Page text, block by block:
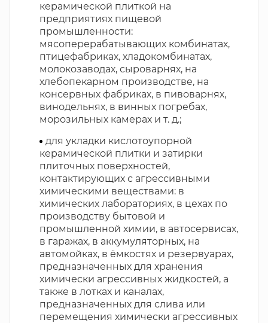
керамической плиткой на
предприятиях пищевой
промышленности:
мясоперерабатывающих комбинатах,
птицефабриках, хладокомбинатах,
молокозаводах, сыроварнях, на
хлебопекарном производстве, на
консервных фабриках, в пивоварнях,
винодельнях, в винных погребах,
морозильных камерах и т. д.;
для укладки кислотоупорной
керамической плитки и затирки
плиточных поверхностей,
контактирующих с агрессивными
химическими веществами: в
химических лабораториях, в цехах по
производству бытовой и
промышленной химии, в автосервисах,
в гаражах, в аккумуляторных, на
автомойках, в ёмкостях и резервуарах,
предназначенных для хранения
химически агрессивных жидкостей, а
также в лотках и каналах,
предназначенных для слива или
перемещения химически агрессивных